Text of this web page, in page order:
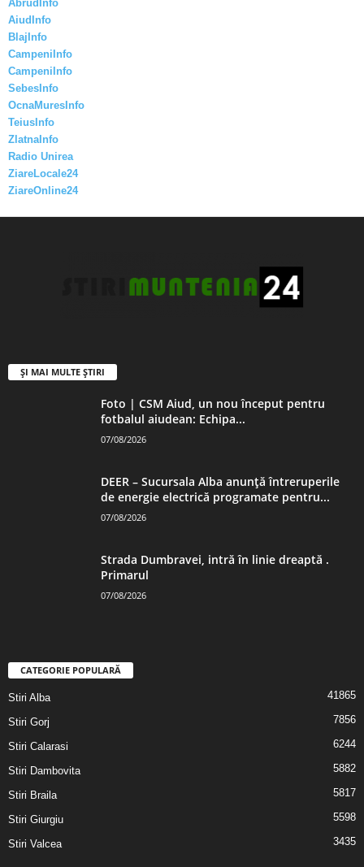
AbrudInfo
AiudInfo
BlajInfo
CampeniInfo
CampeniInfo
SebesInfo
OcnaMuresInfo
TeiusInfo
ZlatnaInfo
Radio Unirea
ZiareLocale24
ZiareOnline24
ȘI MAI MULTE ȘTIRI
Foto | CSM Aiud, un nou început pentru
fotbalul aiudean: Echipa...
07/08/2026
DEER – Sucursala Alba anunță întreruperile
de energie electrică programate pentru...
07/08/2026
Strada Dumbravei, intră în linie dreaptă .
Primarul
07/08/2026
CATEGORIE POPULARĂ
Stiri Alba 41865
Stiri Gorj 7856
Stiri Calarasi 6244
Stiri Dambovita 5882
Stiri Braila 5817
Stiri Giurgiu 5598
Stiri Valcea 3435